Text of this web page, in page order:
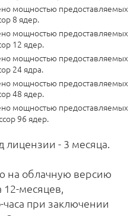
мощностью предоставляемых
8 ядер.
мощностью предоставляемых
12 ядер.
мощностью предоставляемых
24 ядра.
мощностью предоставляемых
48 ядер.
мощностью предоставляемых
96 ядер.
- 3 месяца.
на облачную версию
12-месяцев,
при заключении